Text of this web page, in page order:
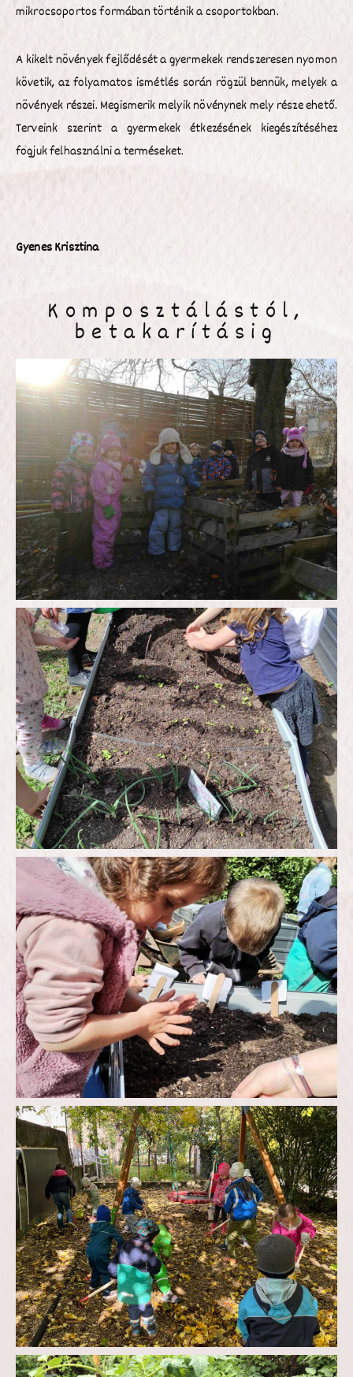
mikrocsoportos formában történik a csoportokban.
A kikelt növények fejlődését a gyermekek rendszeresen nyomon
követik, az folyamatos ismétlés során rögzül bennük, melyek a
növények részei. Megismerik melyik növénynek mely része ehető.
Terveink szerint a gyermekek étkezésének kiegészítéséhez
fogjuk felhasználni a terméseket.
Gyenes Krisztina
Komposztálástól,
betakarításig